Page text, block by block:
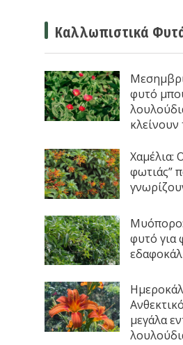
Καλλωπιστικά
φυτό
Χαμέλια:
φωτιάς”
Μυόπορο:
φυτό για
μεγάλα